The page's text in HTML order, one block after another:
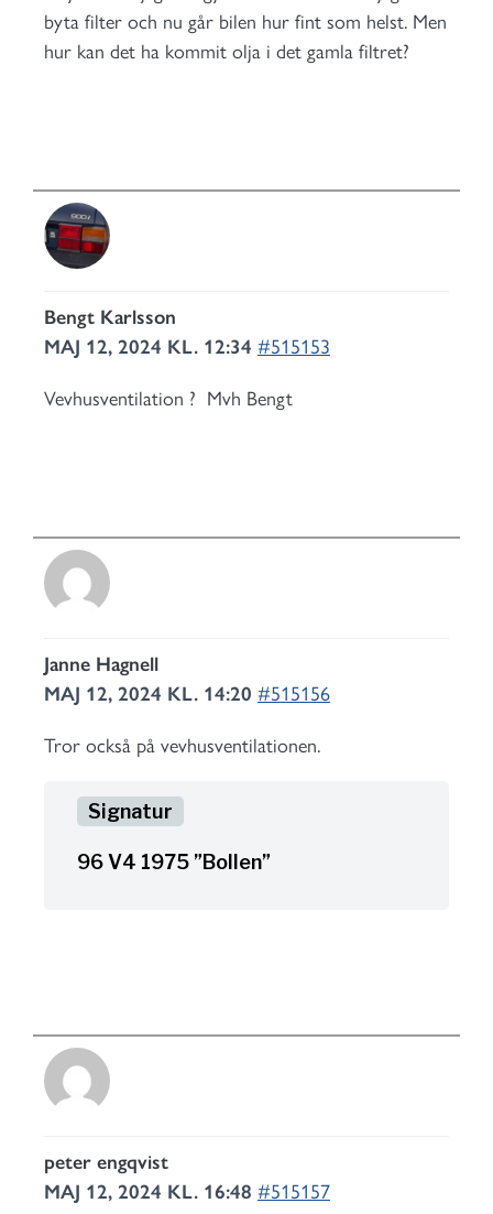
byta filter och nu går bilen hur fint som helst. Men
hur kan det ha kommit olja i det gamla filtret?
Bengt Karlsson
MAJ 12, 2024 KL. 12:34 #515153
Vevhusventilation ? Mvh Bengt
Janne Hagnell
MAJ 12, 2024 KL. 14:20 #515156
Tror också på vevhusventilationen.
96 V4 1975 ”Bollen”
peter engqvist
MAJ 12, 2024 KL. 16:48 #515157